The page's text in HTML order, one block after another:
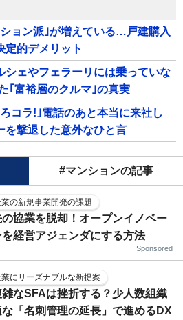
ョン派｣が増えている…戸建購入
定的デメリット
シェやフェラーリには乗っていな
｢富裕層のクルマ｣の真実
コラ!｣電話のあと本当に来社し
を撃退した意外なひと言
#マンションの記事
業の新規事業開発の課題
協業を脱却！オープンイノベー
を経営アジェンダにする方法
Sponsored
にリーズナブルな新提案
なSFAは挫折する？少人数組織
な「名刺管理の延長」で進めるDX